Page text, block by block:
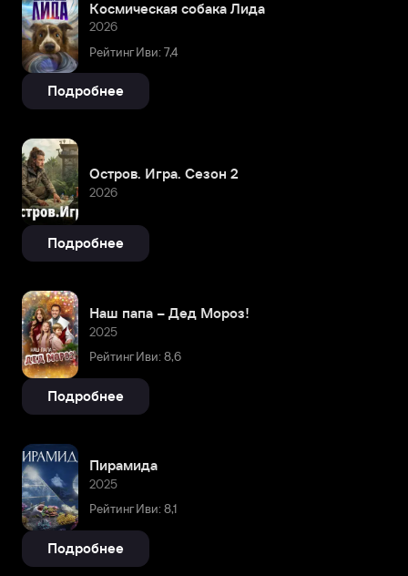
Космическая собака Лида
2026
Рейтинг Иви: 7,4
Подробнее
Остров. Игра. Сезон 2
2026
Подробнее
Наш папа – Дед Мороз!
2025
Рейтинг Иви: 8,6
Подробнее
Пирамида
2025
Рейтинг Иви: 8,1
Подробнее